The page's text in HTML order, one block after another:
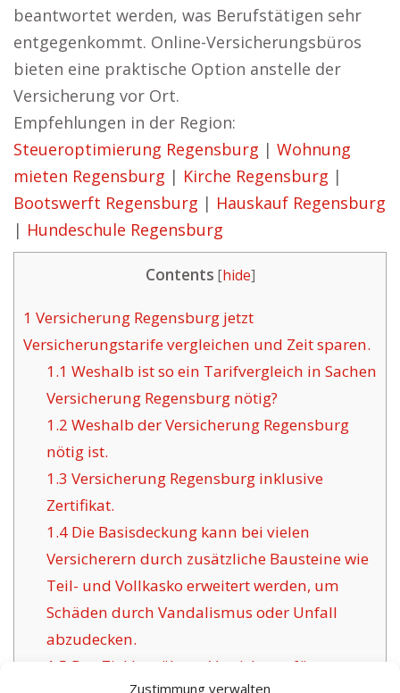
Zustimmung verwalten
beantwortet werden, was Berufstätigen sehr
entgegenkommt. Online-Versicherungsbüros
bieten eine praktische Option anstelle der
Versicherung vor Ort.
Empfehlungen in der Region:
Steueroptimierung Regensburg | Wohnung
mieten Regensburg | Kirche Regensburg |
Bootswerft Regensburg | Hauskauf Regensburg
| Hundeschule Regensburg
Contents [hide]
1 Versicherung Regensburg jetzt
Versicherungstarife vergleichen und Zeit sparen.
1.1 Weshalb ist so ein Tarifvergleich in Sachen
Versicherung Regensburg nötig?
1.2 Weshalb der Versicherung Regensburg
nötig ist.
1.3 Versicherung Regensburg inklusive
Zertifikat.
1.4Die Basisdeckung kann bei vielen
Versicherern durch zusätzliche Bausteine wie
Teil- und Vollkasko erweitert werden, um
Schäden durch Vandalismus oder Unfall
abzudecken.
1.5 Das Ziel bewährter Versicherer für